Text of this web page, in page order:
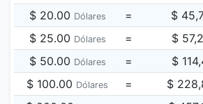
$ 20.00 Dólares = $
$ 25.00 Dólares = $
$ 50.00 Dólares = $
$ 100.00 Dólares = $